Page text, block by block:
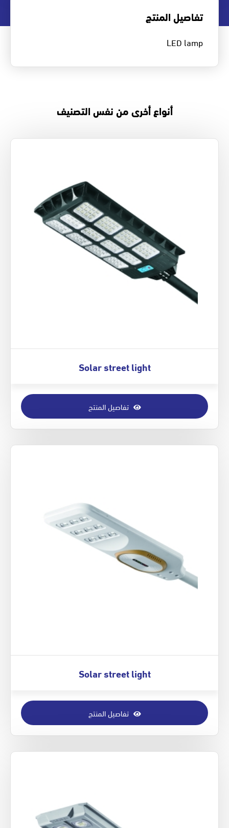
تفاصيل المنتج
LED lamp
أنواع أخرى من نفس التصنيف
Solar street light
تفاصيل المنتج
Solar street light
تفاصيل المنتج